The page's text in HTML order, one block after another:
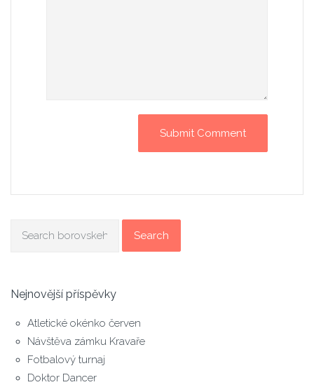
Search
Nejnovější příspěvky
Atletické okénko červen
Návštěva zámku Kravaře
Fotbalový turnaj
Doktor Dancer